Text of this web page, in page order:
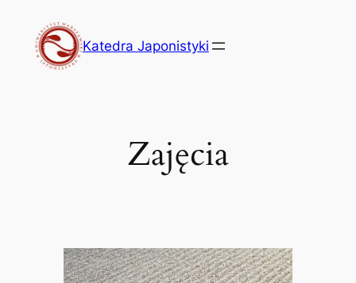
treści
Katedra Japonistyki
Zajęcia